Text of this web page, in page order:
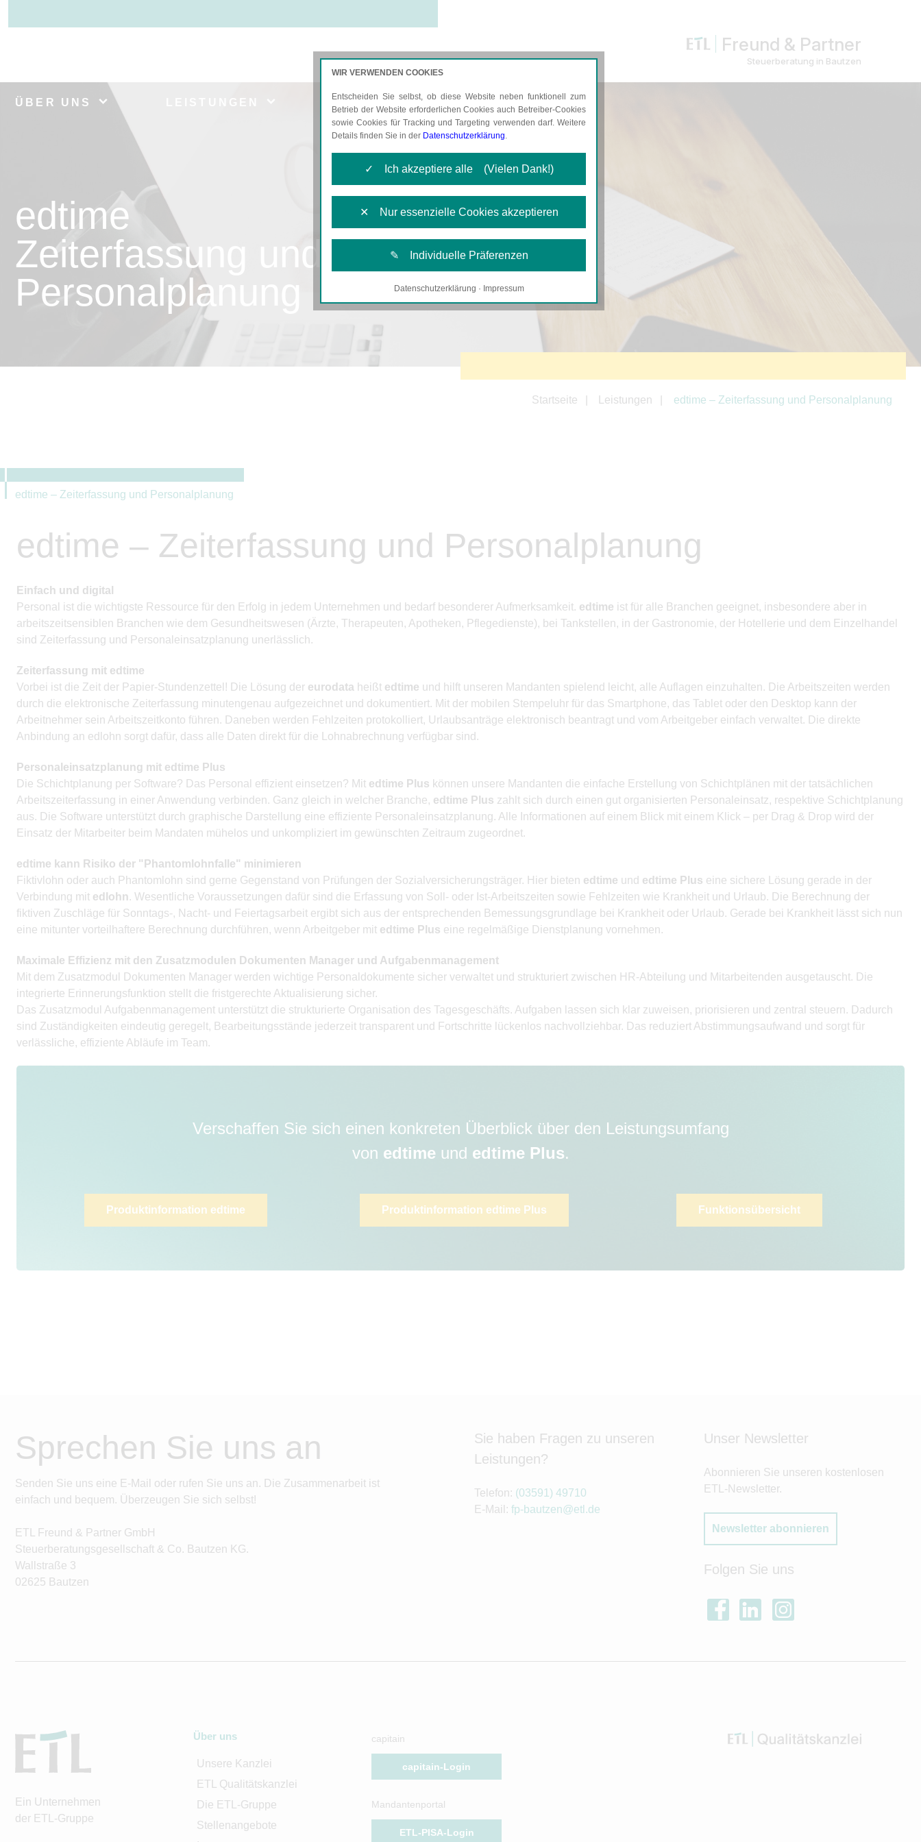
Freund & Partner
Steuerberatung in Bautzen
ÜBER UNS AKTUELLES KARRIERE
edtime
Zeiterfassung und
Personalplanung
Startseite Leistungen edtime – Zeiterfassung und Personalplanung
edtime – Zeiterfassung und Personalplanung
edtime – Zeiterfassung und Personalplanung
Einfach und digital
Personal ist die wichtigste Ressource für den Erfolg in jedem Unternehmen und bedarf besonderer Aufmerksamkeit. edtime ist für alle Branchen geeignet, insbesondere aber in
arbeitszeitsensiblen Branchen wie dem Gesundheitswesen (Ärzte, Therapeuten, Apotheken, Pflegedienste), bei Tankstellen, in der Gastronomie, der Hotellerie und dem Einzelhandel
sind Zeiterfassung und Personaleinsatzplanung unerlässlich.
Zeiterfassung mit edtime
Vorbei ist die Zeit der Papier-Stundenzettel! Die Lösung der eurodata heißt edtime und hilft unseren Mandanten spielend leicht, alle Auflagen einzuhalten. Die Arbeitszeiten werden
durch die elektronische Zeiterfassung minutengenau aufgezeichnet und dokumentiert. Mit der mobilen Stempeluhr für das Smartphone, das Tablet oder den Desktop kann der
Arbeitnehmer sein Arbeitszeitkonto führen. Daneben werden Fehlzeiten protokolliert, Urlaubsanträge elektronisch beantragt und vom Arbeitgeber einfach verwaltet. Die direkte
Anbindung an edlohn sorgt dafür, dass alle Daten direkt für die Lohnabrechnung verfügbar sind.
Personaleinsatzplanung mit edtime Plus
Die Schichtplanung per Software? Das Personal effizient einsetzen? Mit edtime Plus können unsere Mandanten die einfache Erstellung von Schichtplänen mit der tatsächlichen
Arbeitszeiterfassung in einer Anwendung verbinden. Ganz gleich in welcher Branche, edtime Plus zahlt sich durch einen gut organisierten Personaleinsatz, respektive Schichtplanung
aus. Die Software unterstützt durch graphische Darstellung eine effiziente Personaleinsatzplanung. Alle Informationen auf einem Blick mit einem Klick – per Drag & Drop wird der
Einsatz der Mitarbeiter beim Mandaten mühelos und unkompliziert im gewünschten Zeitraum zugeordnet.
edtime kann Risiko der "Phantomlohnfalle" minimieren
Fiktivlohn oder auch Phantomlohn sind gerne Gegenstand von Prüfungen der Sozialversicherungsträger. Hier bieten edtime und edtime Plus eine sichere Lösung gerade in der
Verbindung mit edlohn. Wesentliche Voraussetzungen dafür sind die Erfassung von Soll- oder Ist-Arbeitszeiten sowie Fehlzeiten wie Krankheit und Urlaub. Die Berechnung der
fiktiven Zuschläge für Sonntags-, Nacht- und Feiertagsarbeit ergibt sich aus der entsprechenden Bemessungsgrundlage bei Krankheit oder Urlaub. Gerade bei Krankheit lässt sich nun
eine mitunter vorteilhaftere Berechnung durchführen, wenn Arbeitgeber mit edtime Plus eine regelmäßige Dienstplanung vornehmen.
Maximale Effizienz mit den Zusatzmodulen Dokumenten Manager und Aufgabenmanagement
Mit dem Zusatzmodul Dokumenten Manager werden wichtige Personaldokumente sicher verwaltet und strukturiert zwischen HR-Abteilung und Mitarbeitenden ausgetauscht. Die
integrierte Erinnerungsfunktion stellt die fristgerechte Aktualisierung sicher.
Das Zusatzmodul Aufgabenmanagement unterstützt die strukturierte Organisation des Tagesgeschäfts. Aufgaben lassen sich klar zuweisen, priorisieren und zentral steuern. Dadurch
sind Zuständigkeiten eindeutig geregelt, Bearbeitungsstände jederzeit transparent und Fortschritte lückenlos nachvollziehbar. Das reduziert Abstimmungsaufwand und sorgt für
verlässliche, effiziente Abläufe im Team.
Verschaffen Sie sich einen konkreten Überblick über den Leistungsumfang
von edtimeund edtime Plus.
Produktinformation edtime Produktinformation edtime Plus Funktionsübersicht
Sprechen Sie uns an
Senden Sie uns eine E-Mail oder rufen Sie uns an. Die Zusammenarbeit ist
einfach und bequem. Überzeugen Sie sich selbst!
ETL Freund & Partner GmbH
Steuerberatungsgesellschaft & Co. Bautzen KG.
Wallstraße 3
02625 Bautzen
Sie haben Fragen zu unseren
Leistungen?
Telefon: (03591) 49710
E-Mail: fp-bautzen@etl.de
Unser Newsletter
Abonnieren Sie unseren kostenlosen
ETL-Newsletter.
Newsletter abonnieren
Folgen Sie uns
Ein Unternehmen
der ETL-Gruppe
Über uns
Unsere Kanzlei
ETL Qualitätskanzlei
Die ETL-Gruppe
Stellenangebote
capitain
capitain-Login
Mandantenportal
ETL-PISA-Login
WIR VERWENDEN COOKIES
Entscheiden Sie selbst, ob diese Website neben funktionell zum
Betrieb der Website erforderlichen Cookies auch Betreiber-Cookies
sowie Cookies für Tracking und Targeting verwenden darf. Weitere
Details finden Sie in der Datenschutzerklärung.
✓ Ich akzeptiere alle (Vielen Dank!)
✕ Nur essenzielle Cookies akzeptieren
✎ Individuelle Präferenzen
Notwendige Cookies
unseres Angebotes einschließlich der Verknüpfung zu
Datenschutzerklärung · Impressum